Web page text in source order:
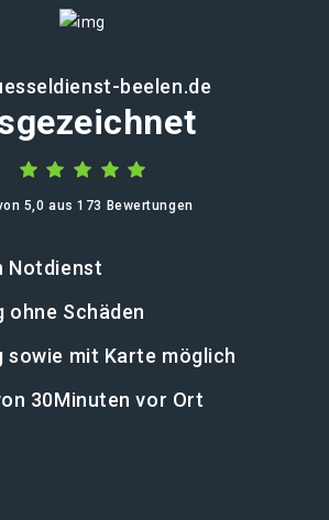
beelen.de
5,0 aus 173 Bewertungen
Notdienst
Schäden
sowie mit Karte möglich
30Minuten vor Ort